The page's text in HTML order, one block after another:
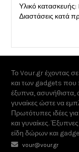
Υλικό κατασκευής:
Διαστάσεις κατά
Το Vour.gr έχοντας
και των gadgets που
έξυπνα, ασυνήθιστα,
γυναίκες ώστε να
Πρωτότυπες ιδέες
και γυναίκες.
είδη δώρων και
vour@vour.gr